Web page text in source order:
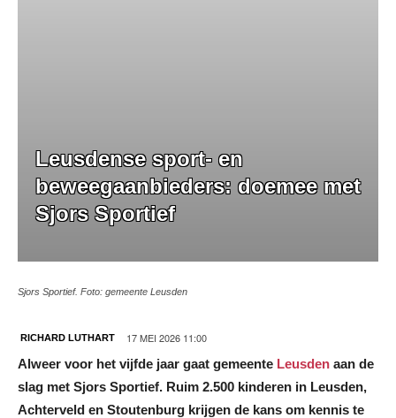
Leusdense sport- en
beweegaanbieders: doemee met
Sjors Sportief
Sjors Sportief. Foto: gemeente Leusden
RICHARD LUTHART 17 MEI 2026 11:00
Alweer voor het vijfde jaar gaat gemeente Leusden aan de
slag met Sjors Sportief. Ruim 2.500 kinderen in Leusden,
Achterveld en Stoutenburg krijgen de kans om kennis te